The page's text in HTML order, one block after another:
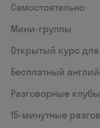
Самостоятельно
Мини-группы
Открытый курс для
Бесплатный
Разговорные клубы
15‑минутные